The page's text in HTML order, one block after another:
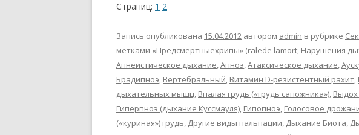
Страниц: 1 2
Запись опубликована 15.04.2012 автором admin в рубрике
метками «Предсмертныехрипы» (ralede lamort; Нарушения
Апнеистическое дыхание,Апноэ,Атаксическое дыхание,
Брадипноэ, Вертебральный, Витамин D-резистентный рахит,
дыхательных мышц, Впалая грудь («грудь сапожника»), Выдох
Гиперпноэ (дыхание Куссмауля), Гипопноэ, Голосовое
(«куриная») грудь, Другие виды пальпации, Дыхание Биота,